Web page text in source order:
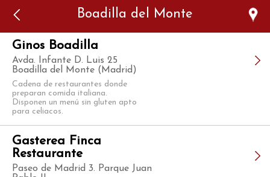
Boadilla del Monte
Ginos Boadilla
Avda. Infante D. Luis 25
Boadilla del Monte (Madrid)
Cadena de restaurantes donde
preparan comida italiana.
Disponen un menú sin gluten apto
para celiacos.
Gasterea Finca
Restaurante
Paseo de Madrid 3. Parque Juan
Error: The domain WWW.VIAJARSINGLUTEN.COM is not
authorized to show the cookie declaration for domain group
ID 546ddaab-b478-4440-aa8a-3b0205284212. Please add it to
the domain group in the Cookiebot Manager to authorize
the domain.